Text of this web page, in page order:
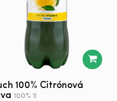
100% Citrónová
100% 1l